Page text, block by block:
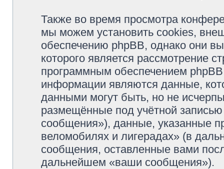
Также во время просмотра
мы можем установить cookies,
обеспечению phpBB, однако они
которого является рассмотрение
программным обеспечением
информации являются данные,
данными могут быть, но не
размещённые под учётной
сообщения»), данные, указанные
веломобилях и лигерадах» (в
сообщения, оставленные вами
дальнейшем «ваши сообщения»).